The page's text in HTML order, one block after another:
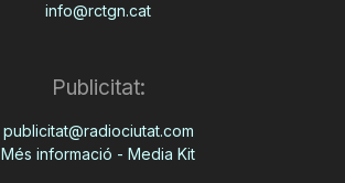
info@rctgn.cat
Publicitat:
publicitat@radiociutat.com
Més informació - Media Kit